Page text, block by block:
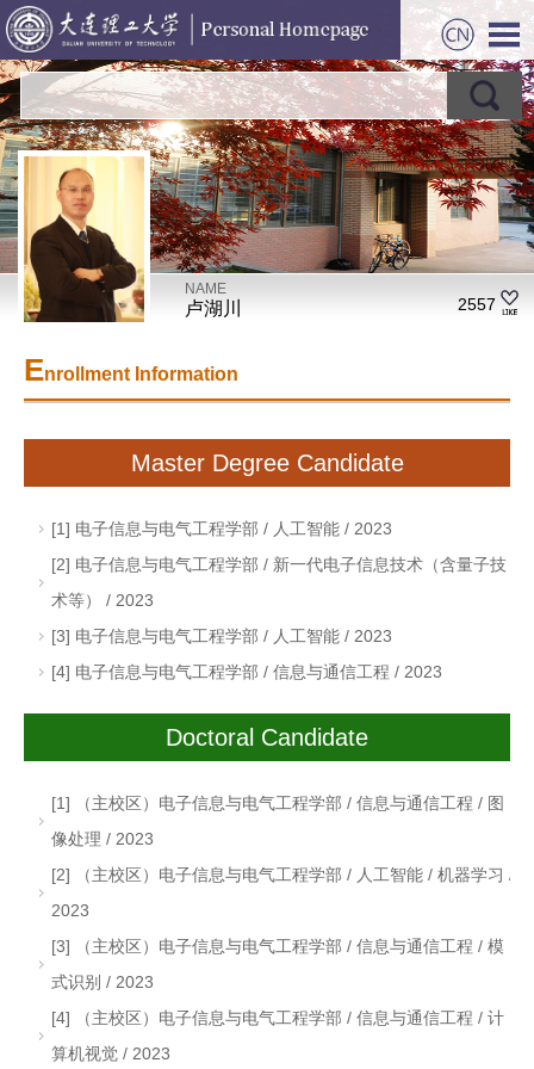
NAME
卢湖川 2557
Enrollment Information
Master Degree Candidate
[1] 电子信息与电气工程学部 / 人工智能 / 2023
[2] 电子信息与电气工程学部 / 新一代电子信息技术（含量子技
术等） / 2023
[3] 电子信息与电气工程学部 / 人工智能 / 2023
[4] 电子信息与电气工程学部 / 信息与通信工程 / 2023
Doctoral Candidate
[1] （主校区）电子信息与电气工程学部 / 信息与通信工程 / 图
像处理 / 2023
[2] （主校区）电子信息与电气工程学部 / 人工智能 / 机器学习 /
2023
[3] （主校区）电子信息与电气工程学部 / 信息与通信工程 / 模
式识别 / 2023
[4] （主校区）电子信息与电气工程学部 / 信息与通信工程 / 计
算机视觉 / 2023